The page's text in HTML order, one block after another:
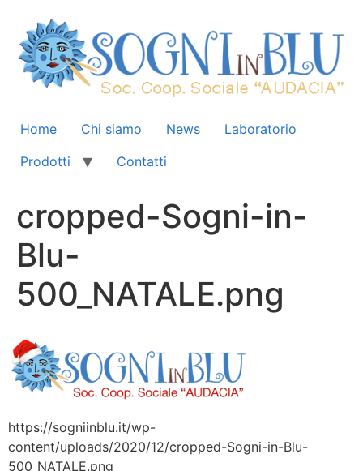
Home Chi siamo News
Laboratorio
Prodotti
Contatti
cropped-Sogni-in-
Blu-
500_NATALE.png
https://sogniinblu.it/wp-
content/uploads/2020/12/cropped-Sogni-in-Blu-
500_NATALE.png